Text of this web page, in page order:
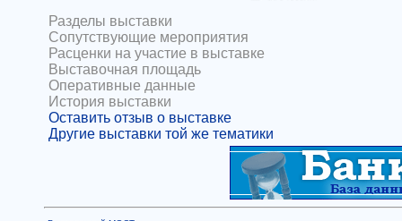
Разделы выставки
Сопутствующие мероприятия
Расценки на участие в выставке
Выставочная площадь
Оперативные данные
История выставки
Оставить отзыв о выставке
Другие выставки той же тематики